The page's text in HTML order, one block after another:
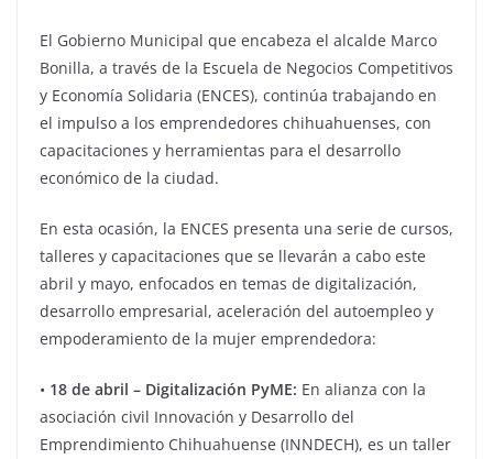
El Gobierno Municipal que encabeza el alcalde Marco
Bonilla, a través de la Escuela de Negocios Competitivos
y Economía Solidaria (ENCES), continúa trabajando en
el impulso a los emprendedores chihuahuenses, con
capacitaciones y herramientas para el desarrollo
económico de la ciudad.
En esta ocasión, la ENCES presenta una serie de cursos,
talleres y capacitaciones que se llevarán a cabo este
abril y mayo, enfocados en temas de digitalización,
desarrollo empresarial, aceleración del autoempleo y
empoderamiento de la mujer emprendedora:
• 18 de abril – Digitalización PyME: En alianza con la
asociación civil Innovación y Desarrollo del
Emprendimiento Chihuahuense (INNDECH), es un taller